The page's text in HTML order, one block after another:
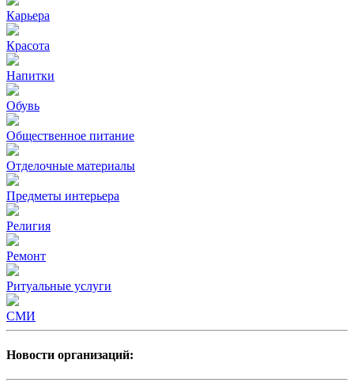
Карьера
Красота
Напитки
Обувь
Общественное питание
Отделочные материалы
Предметы интерьера
Религия
Ремонт
Ритуальные услуги
СМИ
Новости организаций: